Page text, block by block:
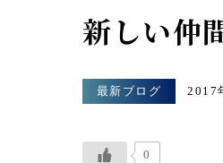
新しい仲
最新ブログ 2017
0